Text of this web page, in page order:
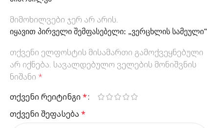
მიმოხილვები ჯერ არ არის.
იყავით პირველი შემფასებელი: „ვერცხლის სამეული“
თქვენი ელფოსტის მისამართი გამოქვეყნებული
არ იქნება. სავალდებულო ველების მონიშვნის
ნიშანი *
თქვენი რეიტინგი*
თქვენი შეფასება *